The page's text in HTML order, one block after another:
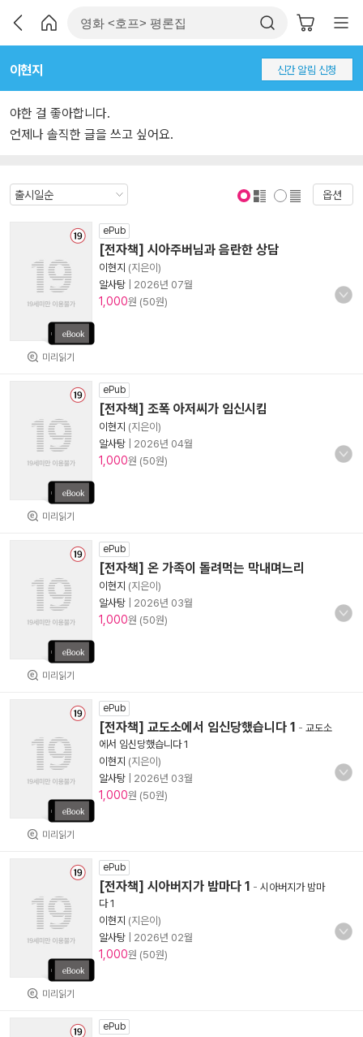
이현지 신간 알림 신청
야한 걸 좋아합니다.
언제나 솔직한 글을 쓰고 싶어요.
옵션
미리읽기
ePub
[전자책] 시아주버님과 음란한 상담
이현지 (지은이)
알사탕
2026년 07월
1,000원 (50원)
미리읽기
ePub
[전자책] 조폭 아저씨가 임신시킴
이현지 (지은이)
알사탕
2026년 04월
1,000원 (50원)
미리읽기
ePub
[전자책] 온 가족이 돌려먹는 막내며느리
이현지 (지은이)
알사탕
2026년 03월
1,000원 (50원)
미리읽기
ePub
[전자책] 교도소에서 임신당했습니다 1 - 교도소
에서 임신당했습니다 1
이현지 (지은이)
알사탕
2026년 03월
1,000원 (50원)
미리읽기
ePub
[전자책] 시아버지가 밤마다 1 - 시아버지가 밤마
다 1
이현지 (지은이)
알사탕
2026년 02월
1,000원 (50원)
ePub